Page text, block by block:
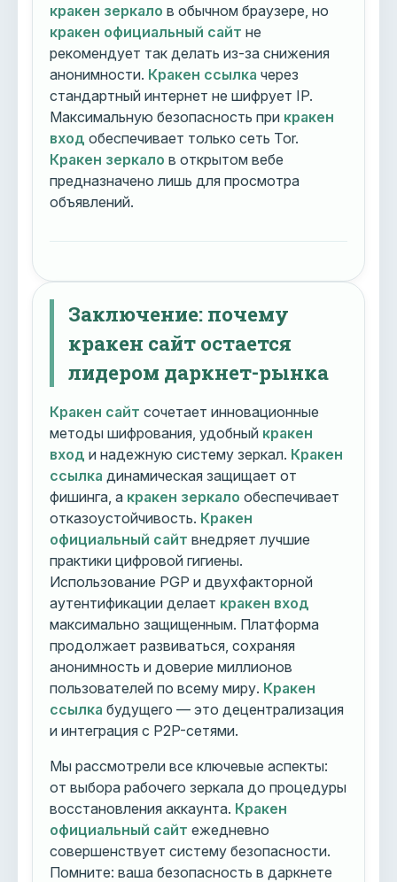
кракен зеркало в обычном браузере, но
кракен официальный сайт не
рекомендует так делать из-за снижения
анонимности. Кракен ссылка через
стандартный интернет не шифрует IP.
Максимальную безопасность при кракен
вход обеспечивает только сеть Tor.
Кракен зеркало в открытом вебе
предназначено лишь для просмотра
объявлений.
Заключение: почему
кракен сайт остается
лидером даркнет-рынка
Кракен сайт сочетает инновационные
методы шифрования, удобный кракен
вход и надежную систему зеркал. Кракен
ссылка динамическая защищает от
фишинга, а кракен зеркало обеспечивает
отказоустойчивость. Кракен
официальный сайт внедряет лучшие
практики цифровой гигиены.
Использование PGP и двухфакторной
аутентификации делает кракен вход
максимально защищенным. Платформа
продолжает развиваться, сохраняя
анонимность и доверие миллионов
пользователей по всему миру. Кракен
ссылка будущего — это децентрализация
и интеграция с P2P-сетями.
Мы рассмотрели все ключевые аспекты:
от выбора рабочего зеркала до процедуры
восстановления аккаунта. Кракен
официальный сайт ежедневно
совершенствует систему безопасности.
Помните: ваша безопасность в даркнете